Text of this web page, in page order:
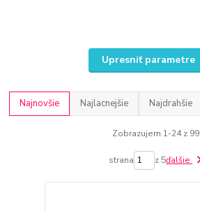
Upresniť parametre
Najnovšie Najlacnejšie Najdrahšie
Zobrazujem 1-24 z 99
strana z 5ďalšie